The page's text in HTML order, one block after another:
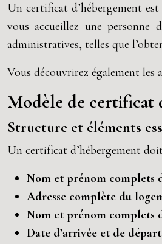
Un certificat d’hébergement
vous accueillez une personne
administratives, telles que
Vous découvrirez également
Modèle de certificat
Structure et éléments
Un certificat d’hébergement
Nom et prénom complets
Adresse complète du
Nom et prénom complets
Date d’arrivée et de départ